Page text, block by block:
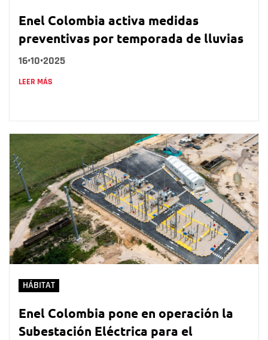
Enel Colombia activa medidas
preventivas por temporada de lluvias
16•10•2025
LEER MÁS
HÁBITAT
Enel Colombia pone en operación la
Subestación Eléctrica para el